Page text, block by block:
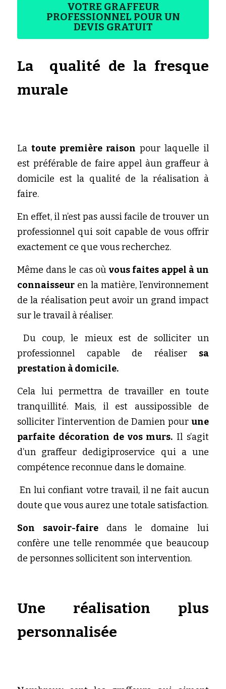
VOTRE GRAFFEUR
PROFESSIONNEL POUR UN
DEVIS GRATUIT
La  qualité de la fresque
murale
La toute première raison pour laquelle il
est préférable de faire appel àun graffeur à
domicile est la qualité de la réalisation à
faire.
En effet, il n’est pas aussi facile de trouver un
professionnel qui soit capable de vous offrir
exactement ce que vous recherchez.
Même dans le cas où vous faites appel à un
connaisseur en la matière, l’environnement
de la réalisation peut avoir un grand impact
sur le travail à réaliser.
Du coup, le mieux est de solliciter un
professionnel capable de réaliser sa
prestation à domicile.
Cela lui permettra de travailler en toute
tranquillité. Mais, il est aussipossible de
solliciter l’intervention de Damien pour
parfaite décoration de vos murs. Il s’agit
d’un graffeur dedigiproservice qui a une
compétence reconnue dans le domaine.
En lui confiant votre travail, il ne fait aucun
doute que vous aurez une totale satisfaction.
Son savoir-faire dans le domaine lui
confère une telle renommée que beaucoup
de personnes sollicitent son intervention.
Une réalisation plus
personnalisée